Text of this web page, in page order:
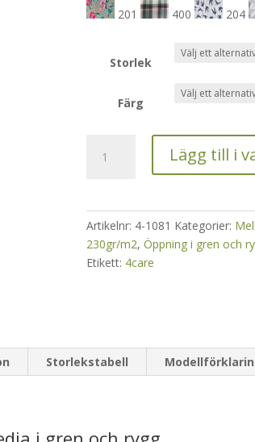
201 400 204
Storlek
Färg
dam
och
Lägg till i
Artikelnr: 4-1081 Kategorier:
230gr/m2,Öppning i gren och
Etikett: 4care
Storlekstabell